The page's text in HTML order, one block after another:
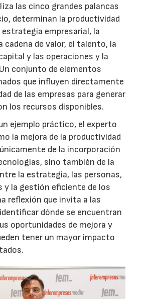
las cinco grandes palancas
determinan la productividad
empresarial, la
cadena de valor, el talento, la
y las operaciones y la
conjunto de elementos
que influyen directamente
de las empresas para generar
los recursos disponibles.
ejemplo práctico, el experto
la mejora de la productividad
de la incorporación
sino también de la
la estrategia, las personas,
y la gestión eficiente de los
reflexión que invita a las
dónde se encuentran
oportunidades de mejora y
tener un mayor impacto